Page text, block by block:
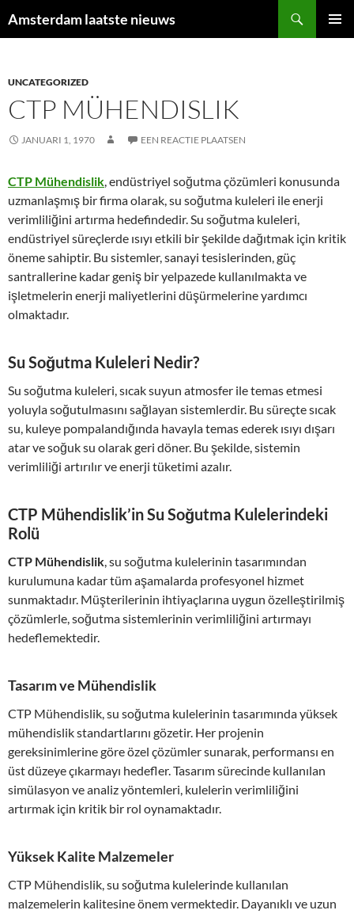
naar
Amsterdam laatste nieuws
UNCATEGORIZED
CTP MÜHENDISLIK
JANUARI 1, 1970 EEN REACTIE PLAATSEN
CTP Mühendislik, endüstriyel soğutma çözümleri konusunda
uzmanlaşmış bir firma olarak, su soğutma kuleleri ile enerji
verimliliğini artırma hedefindedir. Su soğutma kuleleri,
endüstriyel süreçlerde ısıyı etkili bir şekilde dağıtmak için kritik
öneme sahiptir. Bu sistemler, sanayi tesislerinden, güç
santrallerine kadar geniş bir yelpazede kullanılmakta ve
işletmelerin enerji maliyetlerini düşürmelerine yardımcı
olmaktadır.
Su Soğutma Kuleleri Nedir?
Su soğutma kuleleri, sıcak suyun atmosfer ile temas etmesi
yoluyla soğutulmasını sağlayan sistemlerdir. Bu süreçte sıcak
su, kuleye pompalandığında havayla temas ederek ısıyı dışarı
atar ve soğuk su olarak geri döner. Bu şekilde, sistemin
verimliliği artırılır ve enerji tüketimi azalır.
CTP Mühendislik’in Su Soğutma Kulelerindeki
Rolü
CTP Mühendislik, su soğutma kulelerinin tasarımından
kurulumuna kadar tüm aşamalarda profesyonel hizmet
sunmaktadır. Müşterilerinin ihtiyaçlarına uygun özelleştirilmiş
çözümlerle, soğutma sistemlerinin verimliliğini artırmayı
hedeflemektedir.
Tasarım ve Mühendislik
CTP Mühendislik, su soğutma kulelerinin tasarımında yüksek
mühendislik standartlarını gözetir. Her projenin
gereksinimlerine göre özel çözümler sunarak, performansı en
üst düzeye çıkarmayı hedefler. Tasarım sürecinde kullanılan
simülasyon ve analiz yöntemleri, kulelerin verimliliğini
artırmak için kritik bir rol oynamaktadır.
Yüksek Kalite Malzemeler
CTP Mühendislik, su soğutma kulelerinde kullanılan
malzemelerin kalitesine önem vermektedir. Dayanıklı ve uzun